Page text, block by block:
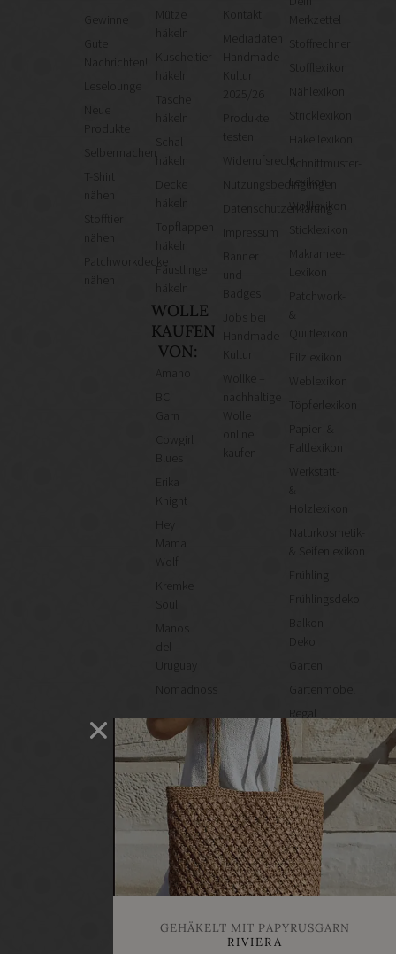
Gute
Nachrichten!
Leselounge
Produkte
Selbermachen
T-Shirt
Stofftier
Patchworkdecke
Mütze
häkeln
Kuscheltier
Tasche
häkeln
Topflappen
häkeln
Fäustlinge
häkeln
WOLLE
KAUFEN
VON:
Cowgirl
Knight
Mama
Kremke
Manos
Uruguay
Nomadnoss
Kontakt
Mediadaten
Kultur
2025/26
Produkte
testen
Widerrufsrecht
Nutzungsbedingungen
Datenschutzerklärung
Kultur
Wollke –
nachhaltige
kaufen
Merkzettel
Stoffrechner
Stofflexikon
Nählexikon
Stricklexikon
Häkellexikon
Schnittmuster-
Lexikon
Wolllexikon
Sticklexikon
Makramee-
Lexikon
Patchwork-
&
Quiltlexikon
Filzlexikon
Weblexikon
Töpferlexikon
Papier- &
Faltlexikon
Werkstatt-
&
Holzlexikon
Naturkosmetik-
& Seifenlexikon
Frühling
Frühlingsdeko
Balkon
Deko
Garten
Gartenmöbel
Regal
selber
machen
Heimwerken
Renovieren
DIY
GESCHÄFTE
Bastelbedarf
Stoffgeschäfte
Handgemachtes
GEHÄKELT MIT PAPYRUSGARN
RIVIERA